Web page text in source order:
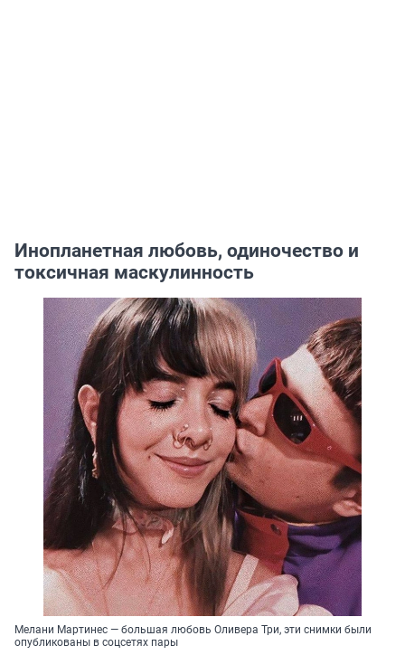
Инопланетная любовь, одиночество и
токсичная маскулинность
Мелани Мартинес — большая любовь Оливера Три, эти снимки были
опубликованы в соцсетях пары